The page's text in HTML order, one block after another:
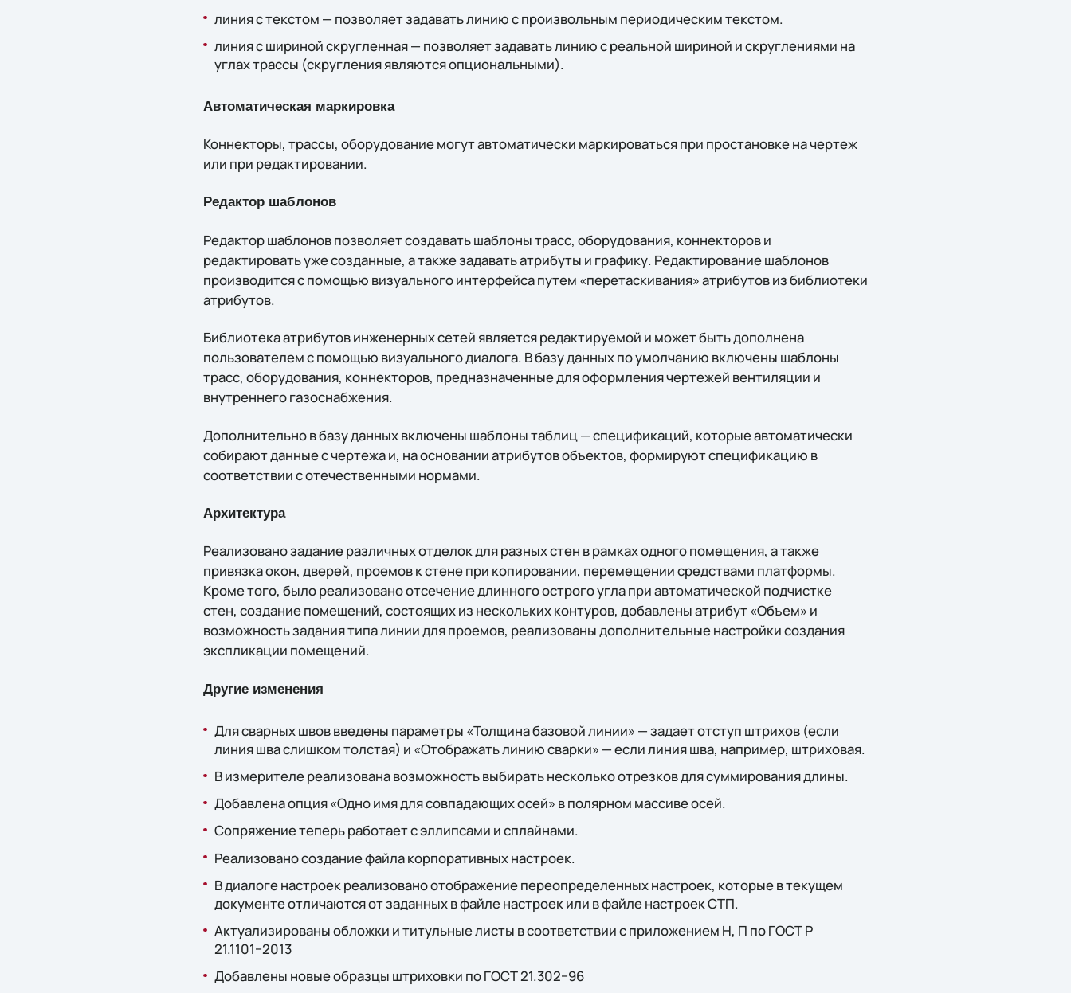
линия с текстом — позволяет задавать линию с произвольным периодическим текстом.
линия с шириной скругленная — позволяет задавать линию с реальной шириной и скруглениями на
углах трассы (скругления являются опциональными).
Автоматическая маркировка
Коннекторы, трассы, оборудование могут автоматически маркироваться при простановке на чертеж
или при редактировании.
Редактор шаблонов
Редактор шаблонов позволяет создавать шаблоны трасс, оборудования, коннекторов и
редактировать уже созданные, а также задавать атрибуты и графику. Редактирование шаблонов
производится с помощью визуального интерфейса путем «перетаскивания» атрибутов из библиотеки
атрибутов.
Библиотека атрибутов инженерных сетей является редактируемой и может быть дополнена
пользователем с помощью визуального диалога. В базу данных по умолчанию включены шаблоны
трасс, оборудования, коннекторов, предназначенные для оформления чертежей вентиляции и
внутреннего газоснабжения.
Дополнительно в базу данных включены шаблоны таблиц — спецификаций, которые автоматически
собирают данные с чертежа и, на основании атрибутов объектов, формируют спецификацию в
соответствии с отечественными нормами.
Архитектура
Реализовано задание различных отделок для разных стен в рамках одного помещения, а также
привязка окон, дверей, проемов к стене при копировании, перемещении средствами платформы.
Кроме того, было реализовано отсечение длинного острого угла при автоматической подчистке
стен, создание помещений, состоящих из нескольких контуров, добавлены атрибут «Объем» и
возможность задания типа линии для проемов, реализованы дополнительные настройки создания
экспликации помещений.
Другие изменения
Для сварных швов введены параметры «Толщина базовой линии» — задает отступ штрихов (если
линия шва слишком толстая) и «Отображать линию сварки» — если линия шва, например, штриховая.
В измерителе реализована возможность выбирать несколько отрезков для суммирования длины.
Добавлена опция «Одно имя для совпадающих осей» в полярном массиве осей.
Сопряжение теперь работает с эллипсами и сплайнами.
Реализовано создание файла корпоративных настроек.
В диалоге настроек реализовано отображение переопределенных настроек, которые в текущем
документе отличаются от заданных в файле настроек или в файле настроек СТП.
Актуализированы обложки и титульные листы в соответствии с приложением Н, П по ГОСТ Р
21.1101−2013
Добавлены новые образцы штриховки по ГОСТ 21.302−96